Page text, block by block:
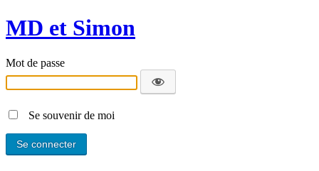
MD et Simon
Mot de passe
Se souvenir de moi